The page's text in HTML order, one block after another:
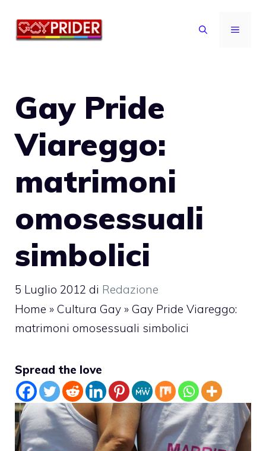
MENU
Gay Pride
Viareggo:
matrimoni
omosessuali
simbolici
5 Luglio 2012 di Redazione
Home » Cultura Gay » Gay Pride Viareggo:
matrimoni omosessuali simbolici
Spread the love